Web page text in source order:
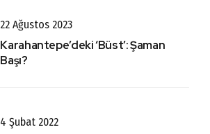
22 Ağustos 2023
Karahantepe’deki ‘Büst’: Şaman
Başı?
4 Şubat 2022